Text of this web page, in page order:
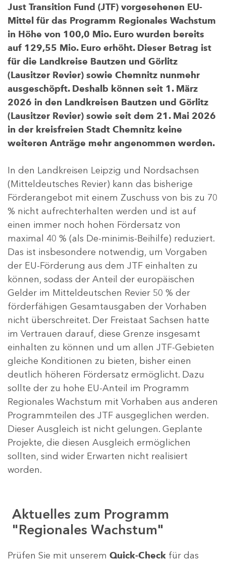
Just Transition Fund (JTF) vorgesehenen EU-
Mittel für das Programm Regionales Wachstum
in Höhe von 100,0 Mio. Euro wurden bereits
auf 129,55 Mio. Euro erhöht. Dieser Betrag ist
für die Landkreise Bautzen und Görlitz
(Lausitzer Revier) sowie Chemnitz nunmehr
ausgeschöpft. Deshalb können seit 1. März
2026 in den Landkreisen Bautzen und Görlitz
(Lausitzer Revier) sowie seit dem 21. Mai 2026
in der kreisfreien Stadt Chemnitz keine
weiteren Anträge mehr angenommen werden.
In den Landkreisen Leipzig und Nordsachsen
(Mitteldeutsches Revier) kann das bisherige
Förderangebot mit einem Zuschuss von bis zu 70
% nicht aufrechterhalten werden und ist auf
einen immer noch hohen Fördersatz von
maximal 40 % (als De-minimis-Beihilfe) reduziert.
Das ist insbesondere notwendig, um Vorgaben
der EU-Förderung aus dem JTF einhalten zu
können, sodass der Anteil der europäischen
Gelder im Mitteldeutschen Revier 50 % der
förderfähigen Gesamtausgaben der Vorhaben
nicht überschreitet. Der Freistaat Sachsen hatte
im Vertrauen darauf, diese Grenze insgesamt
einhalten zu können und um allen JTF-Gebieten
gleiche Konditionen zu bieten, bisher einen
deutlich höheren Fördersatz ermöglicht. Dazu
sollte der zu hohe EU-Anteil im Programm
Regionales Wachstum mit Vorhaben aus anderen
Programmteilen des JTF ausgeglichen werden.
Dieser Ausgleich ist nicht gelungen. Geplante
Projekte, die diesen Ausgleich ermöglichen
sollten, sind wider Erwarten nicht realisiert
worden.
Aktuelles zum Programm
"Regionales Wachstum"
Prüfen Sie mit unserem Quick-Check für das